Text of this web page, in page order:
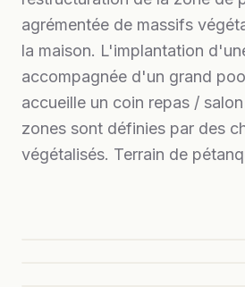
agrémentée de massifs
la maison. L'implantation
accompagnée d'un grand
accueille un coin repas /
zones sont définies par des
végétalisés. Terrain de